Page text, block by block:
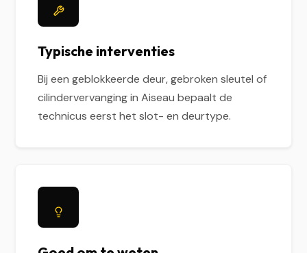
Typische interventies
Bij een geblokkeerde deur, gebroken sleutel of
cilindervervanging in Aiseau bepaalt de
technicus eerst het slot- en deurtype.